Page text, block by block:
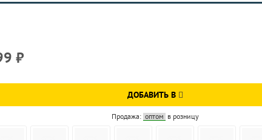
₽
ДОБАВИТЬ В
Продажа: оптом в розницу